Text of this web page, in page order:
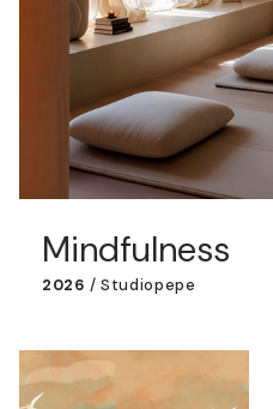
Mindfulness
2026 / Studiopepe